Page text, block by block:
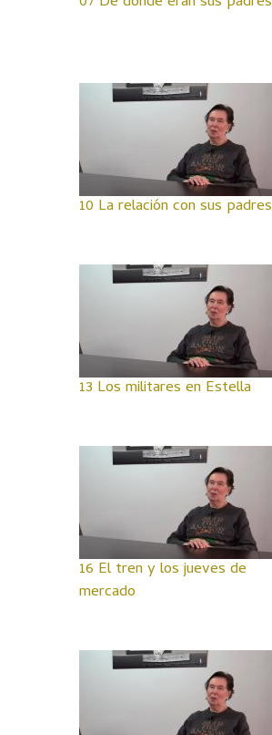
10 La relación con sus padres
13 Los militares en Estella
16 El tren y los jueves de
mercado